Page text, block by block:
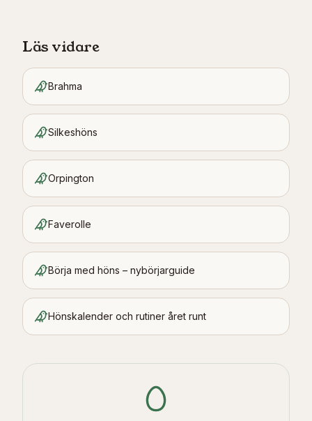
Läs vidare
Brahma
Silkeshöns
Orpington
Faverolle
Börja med höns – nybörjarguide
Hönskalender och rutiner året runt